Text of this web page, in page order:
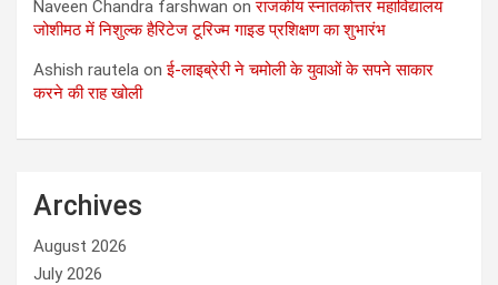
Naveen Chandra farshwan onराजकीय स्नातकोत्तर महाविद्यालय
जोशीमठ में निशुल्क हैरिटेज टूरिज्म गाइड प्रशिक्षण का शुभारंभ
Ashish rautela onई-लाइब्रेरी ने चमोली के युवाओं के सपने साकार
करने की राह खोली
Archives
August 2026
July 2026